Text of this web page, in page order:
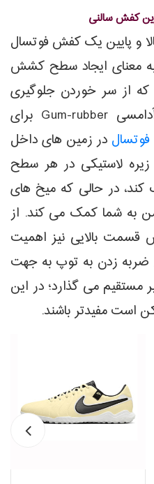
و پایین یک کفش فوتسال
معنای ایجاد سطح کشش
از سر خوردن جلوگیری
میکند. زیره های لاستیکی آدامسی Gum-rubber برای
در زمین های داخل
لاستیکی در هر سطح
در حالی که میخ های
به شما کمک می کند. از
قسمت بالایی نیز اهمیت
ضربه زدن به توپ به جهت
مستقیم می گذارد؛ در این
است مفیدتر باشند.